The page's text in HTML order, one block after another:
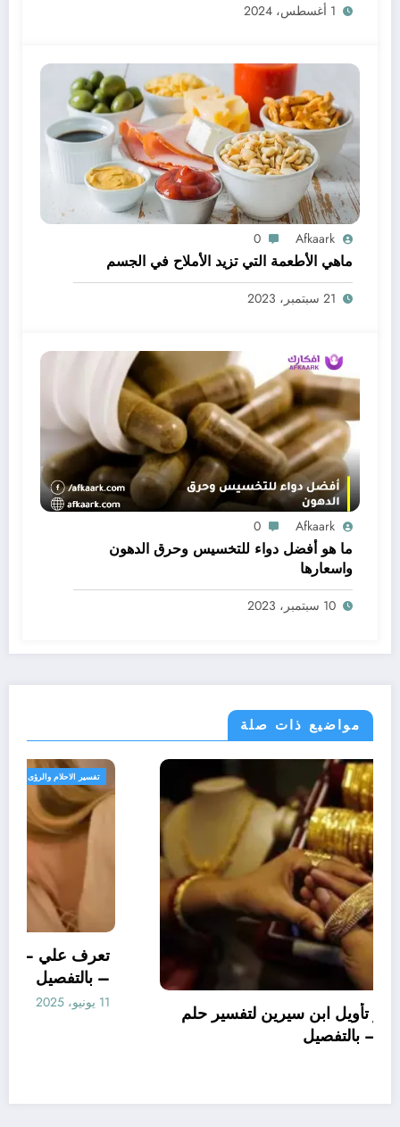
1 أغسطس، 2024
Afkaark
0
ماهي الأطعمة التي تزيد الأملاح في الجسم
21 سبتمبر، 2023
Afkaark
0
ما هو أفضل دواء للتخسيس وحرق الدهون
واسعارها
10 سبتمبر، 2023
مواضيع ذات صلة
تفسير الاحلام والرؤى
تعرف علي – ما هو تأويل ابن سيرين لتفسير حلم
الاساور للمتزوجة؟ – بالتفصيل